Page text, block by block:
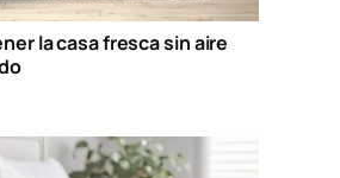
la casa fresca sin aire